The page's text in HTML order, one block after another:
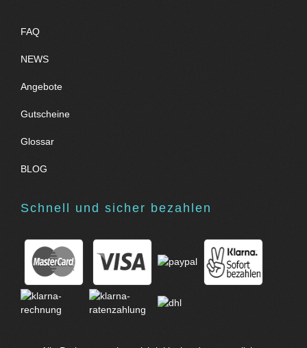
FAQ
NEWS
Angebote
Gutscheine
Glossar
BLOG
Schnell und sicher bezahlen